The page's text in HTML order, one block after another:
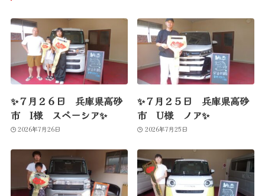
✨７月２６日 兵庫県高砂
市 I様 スペーシア✨
2026年7月26日
✨７月２５日 兵庫県高砂
市 U様 ノア✨
2026年7月25日